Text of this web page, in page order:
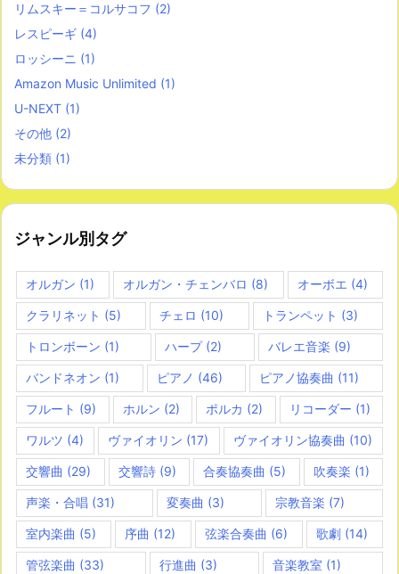
リムスキー＝コルサコフ (2)
レスピーギ (4)
ロッシーニ (1)
Amazon Music Unlimited (1)
U-NEXT (1)
その他 (2)
未分類 (1)
ジャンル別タグ
オルガン (1) オルガン・チェンバロ (8) オーボエ (4)
クラリネット (5) チェロ (10) トランペット (3)
トロンボーン (1) ハープ(2) バレエ音楽 (9)
バンドネオン (1) ピアノ (46) ピアノ協奏曲 (11)
フルート (9) ホルン (2) ポルカ (2) リコーダー (1)
ワルツ (4) ヴァイオリン (17) ヴァイオリン協奏曲 (10)
交響曲 (29) 交響詩(9) 合奏協奏曲 (5) 吹奏楽 (1)
声楽・合唱 (31) 変奏曲 (3) 宗教音楽 (7)
室内楽曲 (5) 序曲 (12) 弦楽合奏曲 (6) 歌劇(14)
管弦楽曲 (33) 行進曲 (3) 音楽教室 (1)